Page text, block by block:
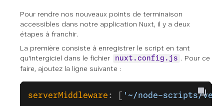
Pour rendre nos nouveaux points de terminaison
accessibles dans notre application Nuxt, il y a deux
étapes à franchir.
La première consiste à enregistrer le script en tant
qu'intergiciel dans le fichier
nuxt.config.js . Pour ce
faire, ajoutez la ligne suivante :
serverMiddleware : [ '~/node-scripts/